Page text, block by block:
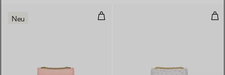
Mittelgroße Ribbons
Neu